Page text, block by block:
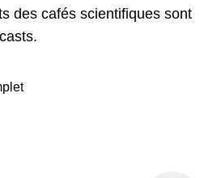
des cafés scientifiques sont